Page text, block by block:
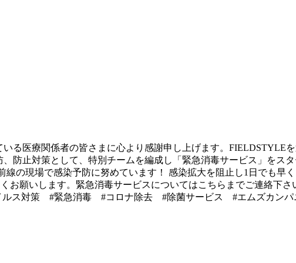
る医療関係者の皆さまに 心より感謝申し上げます。 FIELDSTYLE
防止対策として、 特別チームを編成し「緊急消毒サービス」を ス
の現場で感染予防に努めています！ 感染拡大を阻止し1日でも早
お願いします。 緊急消毒サービスについては こちらまでご連絡下
ルス対策 #緊急消毒 #コロナ除去 #除菌サービス #エムズカンパ